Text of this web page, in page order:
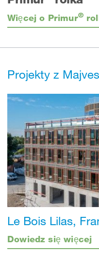
Więcej o Primur®
Projekty z
Le Bois Lilas,
Dowiedz się więcej